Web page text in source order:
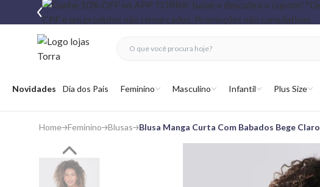
Abrir menu
Novidades Dia dos Pais Feminino Masculino Infantil Plus Size
fechar menu
fechar menu
favoritos
Home Feminino Blusas Blusa Manga Curta Com Babados Bege Claro